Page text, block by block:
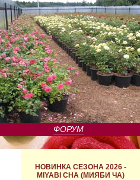
ФОРУМ
НОВИНКА СЕЗОНА 2026 -
MIYABI CHA (МИЯБИ ЧА)